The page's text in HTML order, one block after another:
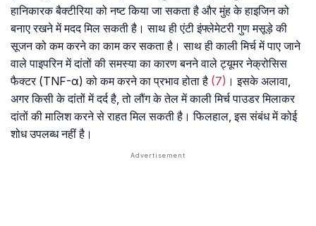
हानिकारक बैक्टीरिया को नष्ट किया जा सकता है और मुंह के हाइजिन को
बनाए रखने में मदद मिल सकती है। साथ ही एंटी इंफ्लेमेटरी गुण मसूड़े की
सूजन को कम करने का काम कर सकता है। साथ ही काली मिर्च में पाए जाने
वाले पाइपरिन में दांतों की समस्या का कारण बनने वाले ट्यूमर नेक्रोसिस
फैक्टर (TNF-α) को कम करने का प्रभाव होता है (7) । इसके अलावा,
अगर किसी के दांतों में दर्द है, तो लौंग के तेल में काली मिर्च पाउडर मिलाकर
दांतों की मालिश करने से राहत मिल सकती है। फिलहाल, इस संबंध में कोई
शोध उपलब्ध नहीं है।